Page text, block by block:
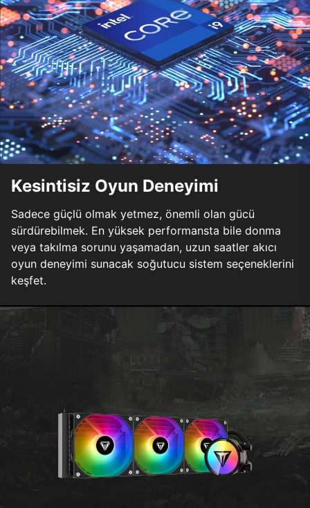
Kesintisiz Oyun Deneyimi
Sadece güçlü olmak yetmez, önemli olan gücü
sürdürebilmek. En yüksek performansta bile donma
veya takılma sorunu yaşamadan, uzun saatler akıcı
oyun deneyimi sunacak soğutucu sistem seçeneklerini
keşfet.